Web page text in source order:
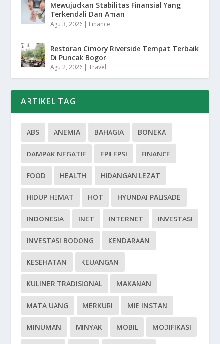
Mewujudkan Stabilitas Finansial Yang
Terkendali Dan Aman
Agu 3, 2026 | Finance
Restoran Cimory Riverside Tempat Terbaik
Di Puncak Bogor
Agu 2, 2026 |Travel
ARTIKEL TAG
ABS ANEMIA BAHAGIA BONEKA
DAMPAK NEGATIF EPILEPSI FINANCE
FOOD HEALTH HIDANGAN LEZAT
HIDUP HEMAT HOT HYUNDAI PALISADE
INDONESIA INET INTERNET INVESTASI
INVESTASI BODONG KENDARAAN
KESEHATAN KEUANGAN
KULINER TRADISIONAL MAKANAN
MATA UANG MERKURI MIE INSTAN
MINUMAN MINYAK MOBIL MODIFIKASI